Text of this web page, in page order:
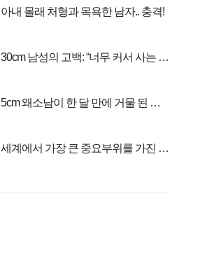
아내 몰래 처형과 목욕한 남자.. 충격!
30cm 남성의 고백: “너무 커서 사는 게
5cm 왜소남이 한 달 만에 거물 된 사
세계에서 가장 큰 중요부위를 가진 남